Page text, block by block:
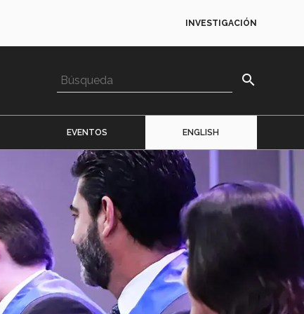
INVESTIGACIÓN
search
EVENTOS ENGLISH